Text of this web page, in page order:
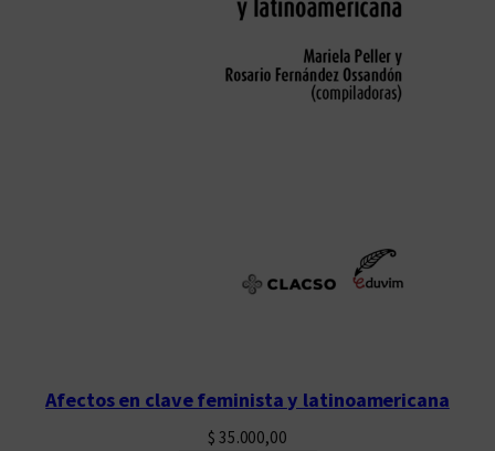
Afectos en clave feminista y latinoamericana
$ 35.000,00